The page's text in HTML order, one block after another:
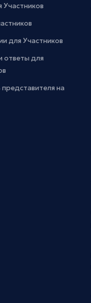
Участников
для Участников
ответы для
на